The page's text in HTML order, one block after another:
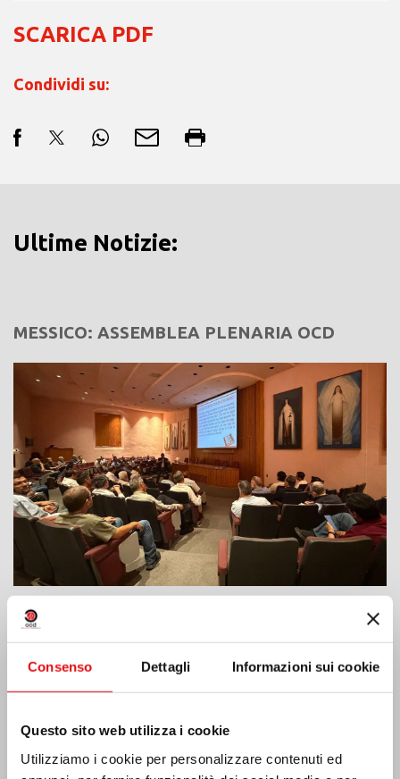
Consenso Dettagli Informazioni sui cookie
Questo sito web utilizza i cookie
Utilizziamo i cookie per personalizzare contenuti ed
SCARICA PDF
Condividi su:
Ultime Notizie:
MESSICO: ASSEMBLEA PLENARIA OCD
India: Benedizione e inaugurazione del
“Lumen Carmeli”